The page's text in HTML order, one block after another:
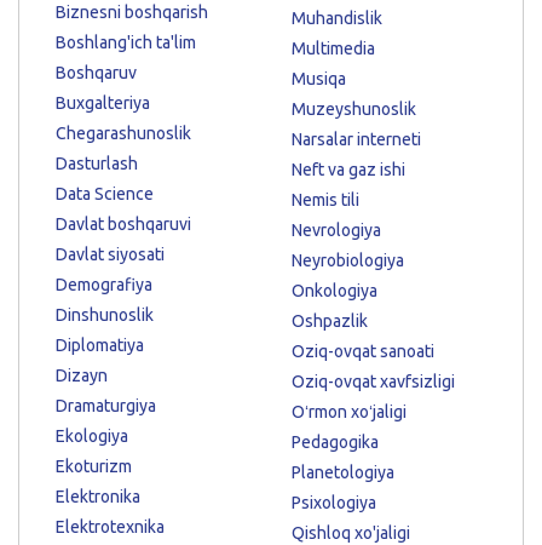
Biznesni boshqarish
Boshlang'ich ta'lim
Boshqaruv
Buxgalteriya
Chegarashunoslik
Dasturlash
Data Science
Davlat boshqaruvi
Davlat siyosati
Demografiya
Dinshunoslik
Diplomatiya
Dizayn
Dramaturgiya
Ekologiya
Ekoturizm
Elektronika
Elektrotexnika
Muhandislik
Multimedia
Musiqa
Muzeyshunoslik
Narsalar interneti
Neft va gaz ishi
Nemis tili
Nevrologiya
Neyrobiologiya
Onkologiya
Oshpazlik
Oziq-ovqat sanoati
Oziq-ovqat xavfsizligi
Oʻrmon xoʻjaligi
Pedagogika
Planetologiya
Psixologiya
Qishloq xo'jaligi